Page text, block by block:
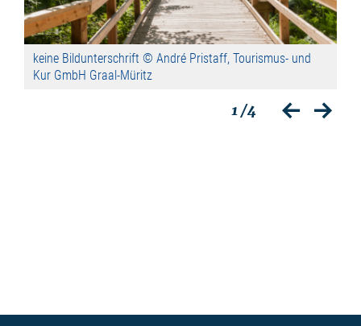
zurückvor
keine Bildunterschrift © André Pristaff, Tourismus- und
Kur GmbH Graal-Müritz
1/4